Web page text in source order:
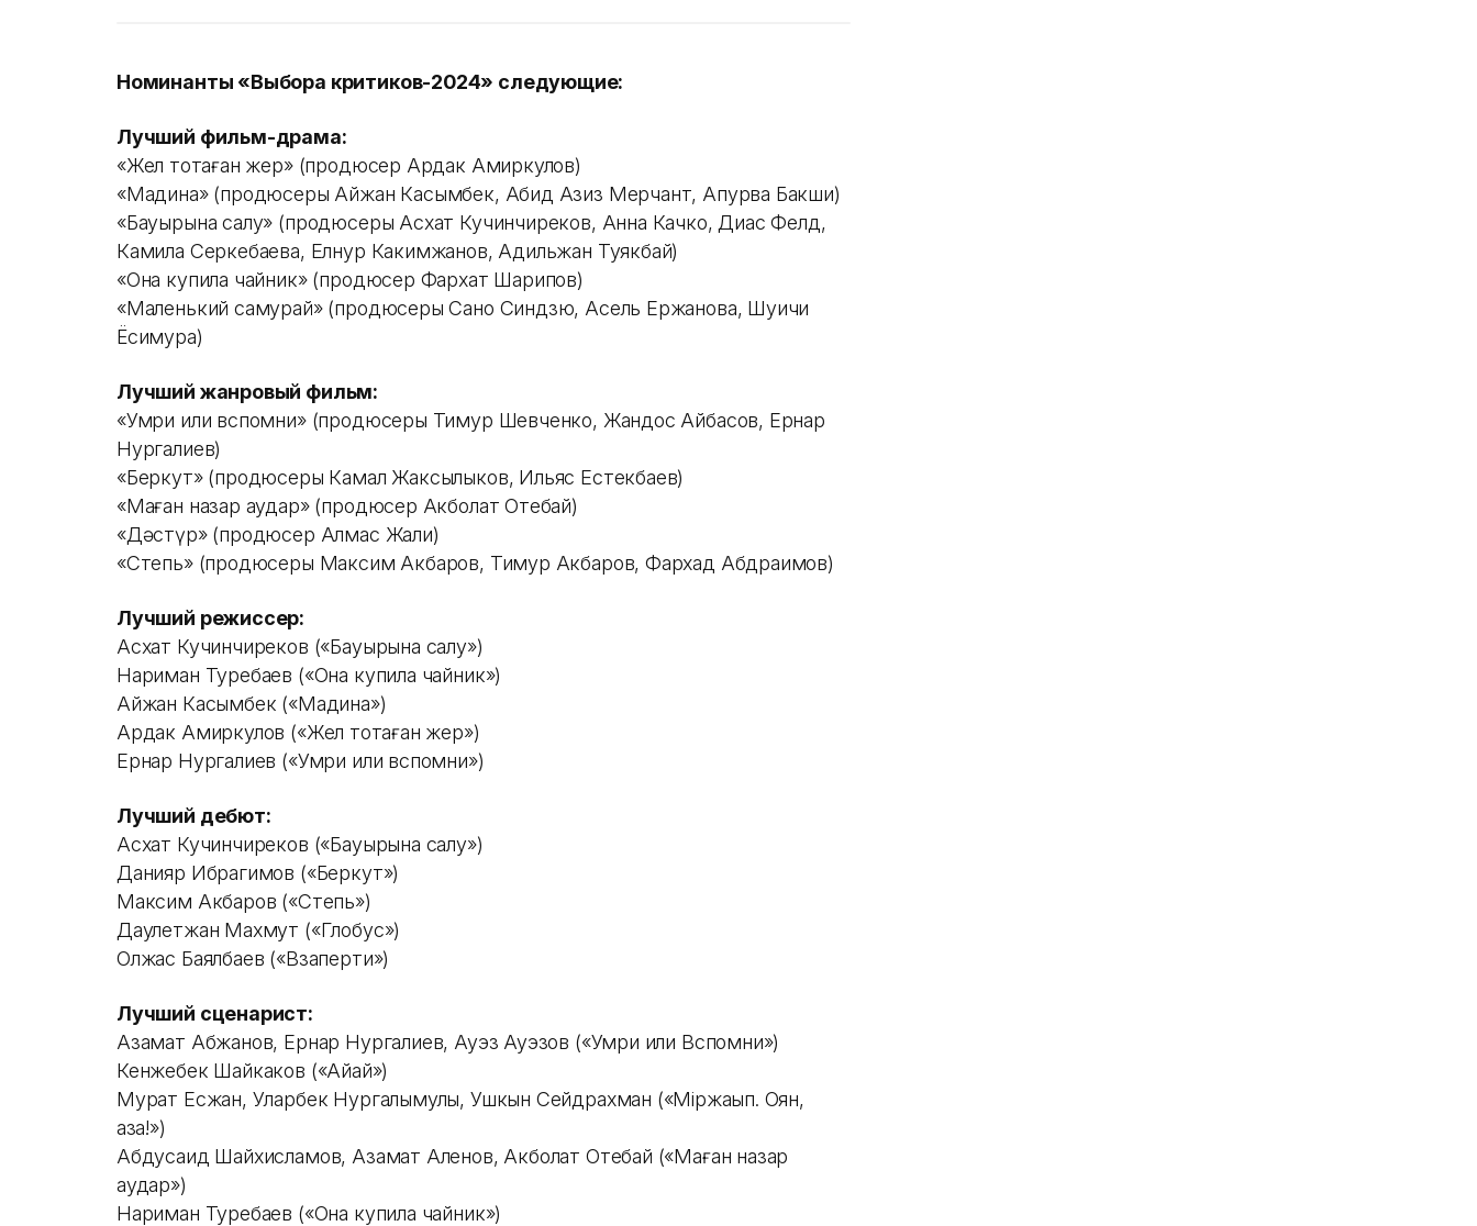
Номинанты «Выбора критиков-2024» следующие:
Лучший фильм-драма:
«Жел тоқтаған жер» (продюсер Ардак Амиркулов)
«Мадина» (продюсеры Айжан Касымбек, Абид Азиз Мерчант, Апурва Бакши)
«Бауырына салу» (продюсеры Асхат Кучинчиреков, Анна Качко, Диас Фелд,
Камила Серкебаева, Елнур Какимжанов, Адильжан Туякбай)
«Она купила чайник» (продюсер Фархат Шарипов)
«Маленький самурай» (продюсеры Сано Синдзю, Асель Ержанова, Шуичи
Ёсимура)
Лучший жанровый фильм:
«Умри или вспомни» (продюсеры Тимур Шевченко, Жандос Айбасов, Ернар
Нургалиев)
«Беркут» (продюсеры Камал Жаксылыков, Ильяс Естекбаев)
«Маған назар аудар» (продюсер Акболат Отебай)
«Дәстүр» (продюсер Алмас Жали)
«Степь» (продюсеры Максим Акбаров, Тимур Акбаров, Фархад Абдраимов)
Лучший режиссер:
Асхат Кучинчиреков («Бауырына салу»)
Нариман Туребаев («Она купила чайник»)
Айжан Касымбек («Мадина»)
Ардак Амиркулов («Жел тоқтаған жер»)
Ернар Нургалиев («Умри или вспомни»)
Лучший дебют:
Асхат Кучинчиреков («Бауырына салу»)
Данияр Ибрагимов («Беркут»)
Максим Акбаров («Степь»)
Даулетжан Махмут («Глобус»)
Олжас Баялбаев («Взаперти»)
Лучший сценарист:
Азамат Абжанов, Ернар Нургалиев, Ауэз Ауэзов («Умри или Вспомни»)
Кенжебек Шайкаков («Айқай»)
Мурат Есжан, Уларбек Нургалымулы, Ушкын Сейдрахман («Мiржақып. Оян,
қазақ!»)
Абдусаид Шайхисламов, Азамат Аленов, Акболат Отебай («Маған назар
аудар»)
Нариман Туребаев («Она купила чайник»)